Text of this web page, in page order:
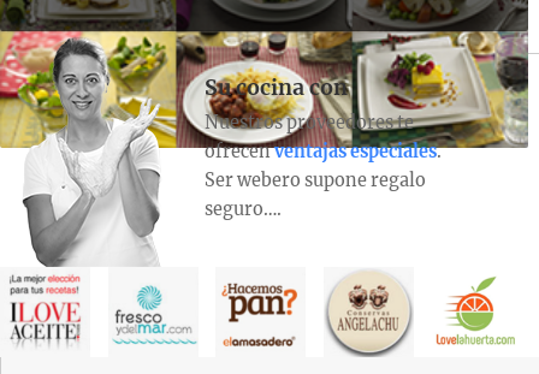
Su cocina con
Nuestros proveedores te
ofrecenventajas especiales.
Ser webero supone regalo
seguro….